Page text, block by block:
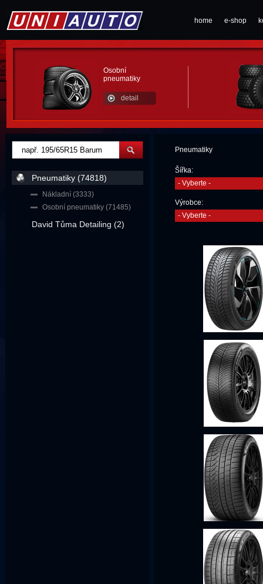
home e-shop
Osobní
pneumatiky
detail
Pneumatiky
Šířka:
- Vyberte -
Výrobce:
- Vyberte -
Pneumatiky (74818)
Nákladní (3333)
Osobní pneumatiky (71485)
David Tůma Detailing (2)